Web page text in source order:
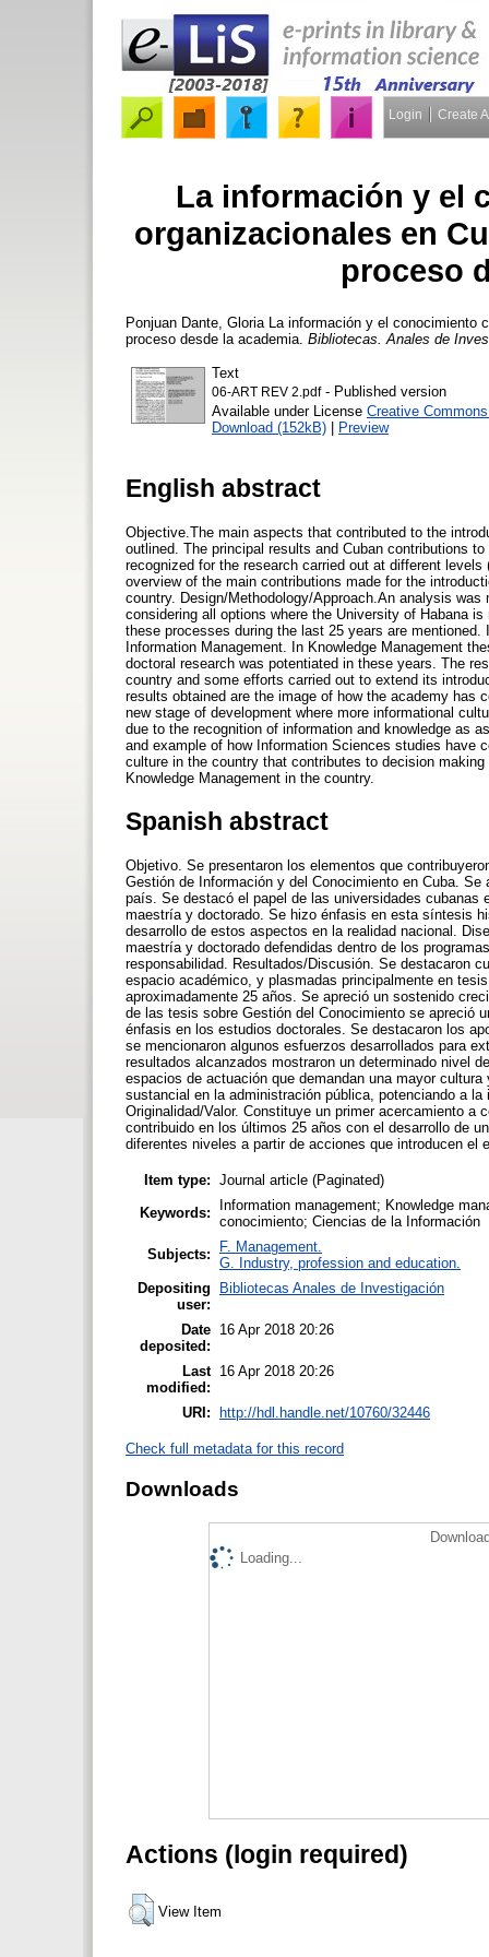
Login Create
La información y el
organizacionales en
proceso
Ponjuan Dante, Gloria La información y el conocimiento
proceso desde la academia. Bibliotecas. Anales de
Text
06-ART REV 2.pdf- Published version
Available under License Creative
Download (152kB) | Preview
English abstract
Objective.The main aspects that contributed to the
outlined. The principal results and Cuban contributions
recognized for the research carried out at different
overview of the main contributions made for the
country. Design/Methodology/Approach.An analysis
considering all options where the University of Habana
these processes during the last 25 years are
Information Management. In Knowledge Management
doctoral research was potentiated in these years. The
country and some efforts carried out to extend its
results obtained are the image of how the academy has
new stage of development where more informational
due to the recognition of information and knowledge as
and example of how Information Sciences studies have
culture in the country that contributes to decision
Knowledge Management in the country.
Spanish abstract
Objetivo. Se presentaron los elementos que
Gestión de Información y del Conocimiento en Cuba.
país. Se destacó el papel de las universidades cubanas
maestría y doctorado. Se hizo énfasis en esta síntesis
desarrollo de estos aspectos en la realidad nacional.
maestría y doctorado defendidas dentro de los
responsabilidad. Resultados/Discusión. Se destacaron
espacio académico, y plasmadas principalmente en
aproximadamente 25 años. Se apreció un sostenido
de las tesis sobre Gestión del Conocimiento se apreció
énfasis en los estudios doctorales. Se destacaron los
se mencionaron algunos esfuerzos desarrollados para
resultados alcanzados mostraron un determinado nivel
espacios de actuación que demandan una mayor
sustancial en la administración pública, potenciando a
Originalidad/Valor. Constituye un primer acercamiento
contribuido en los últimos 25 años con el desarrollo de
diferentes niveles a partir de acciones que introducen
Item type: Journal article (Paginated)
Keywords:
Information management; Knowledge
conocimiento; Ciencias de la Información
Subjects:
F. Management.
G. Industry, profession and education.
Depositing
user:
Bibliotecas Anales de Investigación
Date
deposited:
16 Apr 2018 20:26
Last
modified:
16 Apr 2018 20:26
URI: http://hdl.handle.net/10760/32446
Check full metadata for this record
Downloads
Loading...
Actions (login required)
View Item